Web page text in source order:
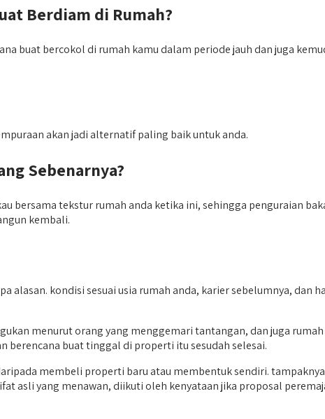
Berdiam di Rumah?
buat bercokol di rumah kamu dalam periode jauh dan juga
akan jadi alternatif paling baik untuk anda.
Sebenarnya?
bersama tekstur rumah anda ketika ini, sehingga penguraian
kembali.
alasan. kondisi sesuai usia rumah anda, karier sebelumnya,
menurut orang yang menggemari tantangan, dan juga
buat tinggal di properti itu sesudah selesai.
membeli properti baru atau membentuk sendiri.
asli yang menawan, diikuti oleh kenyataan jika proposal